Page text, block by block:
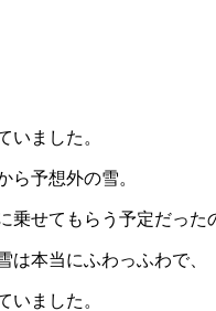
いました。
ら予想外の雪。
乗せてもらう予定だっ
は本当にふわっふわで、
いました。